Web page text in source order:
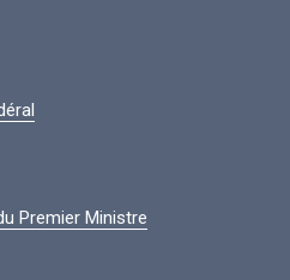
Premier Ministre